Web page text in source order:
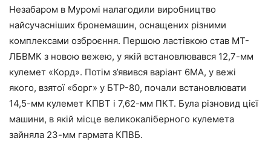
Незабаром в Муромі налагодили виробництво
найсучасніших бронемашин, оснащених різними
комплексами озброєння. Першою ластівкою став МТ-
ЛБВМК з новою вежею, у якій встановлювався 12,7-мм
кулемет «Корд». Потім з’явився варіант 6МА, у вежі
якого, взятої «борг» у БТР-80, почали встановлювати
14,5-мм кулемет КПВТ і 7,62-мм ПКТ. Була різновид цієї
машини, в якій місце великокаліберного кулемета
зайняла 23-мм гармата КПВБ.